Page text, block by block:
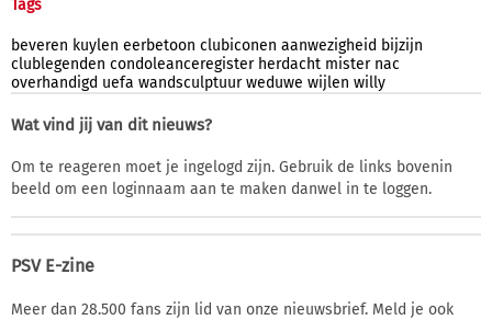
Tags
beveren kuylen eerbetoon clubiconen aanwezigheid bijzijn
clublegenden condoleanceregister herdacht mister nac
overhandigd uefa wandsculptuur weduwe wijlen willy
Wat vind jij van dit nieuws?
Om te reageren moet je ingelogd zijn. Gebruik de links bovenin
beeld om een loginnaam aan te maken danwel in te loggen.
PSV E-zine
Meer dan 28.500 fans zijn lid van onze nieuwsbrief. Meld je ook